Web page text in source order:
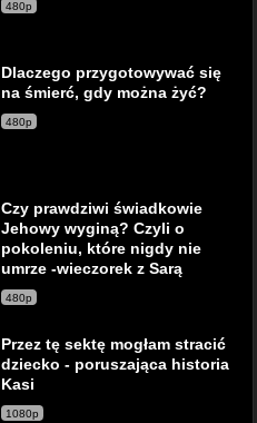
480p
Dlaczego przygotowywać się
na śmierć, gdy można żyć?
480p
Czy prawdziwi świadkowie
Jehowy wyginą? Czyli o
pokoleniu, które nigdy nie
umrze -wieczorek z Sarą
480p
Przez tę sektę mogłam stracić
dziecko - poruszająca historia
Kasi
1080p